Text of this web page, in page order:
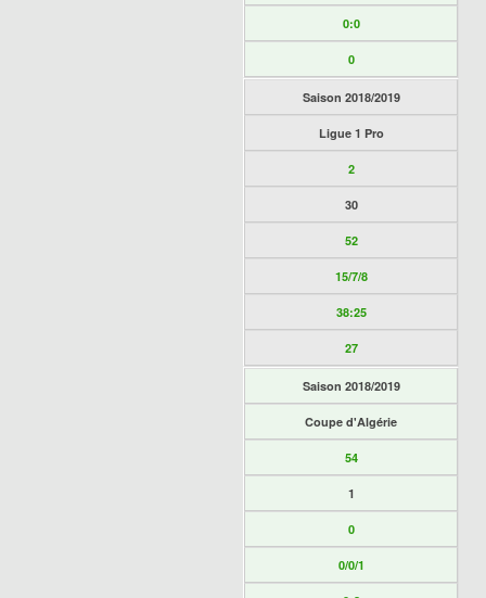
0:0
0
Saison 2018/2019
Ligue 1 Pro
2
30
52
15/7/8
38:25
27
Saison 2018/2019
Coupe d'Algérie
54
1
0
0/0/1